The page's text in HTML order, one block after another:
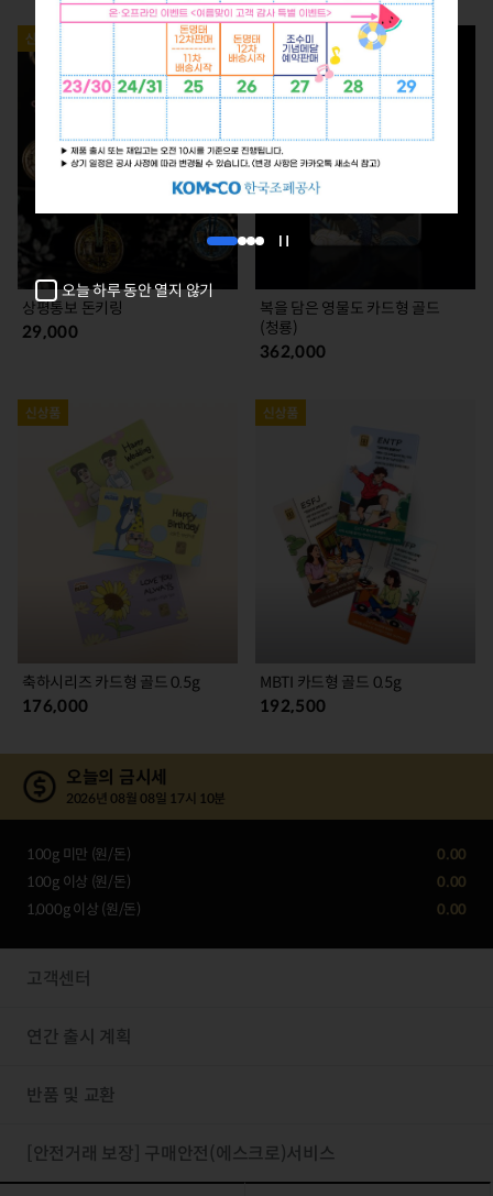
상평통보 돈키링
29,000
복을 담은 영물도 카드형 골드
(청룡)
362,000
축하시리즈 카드형 골드 0.5g
176,000
MBTI 카드형 골드 0.5g
192,500
오늘의 금시세
2026년 08월 08일 17시 10분
100g 미만 (원/돈)
0.00
100g 이상 (원/돈)
0.00
1,000g 이상 (원/돈)
0.00
고객센터
연간 출시 계획
반품 및 교환
[안전거래 보장] 구매안전(에스크로)서비스
이
드
이
1 234
자
넘
김
정
오늘 하루 동안 열지 않기